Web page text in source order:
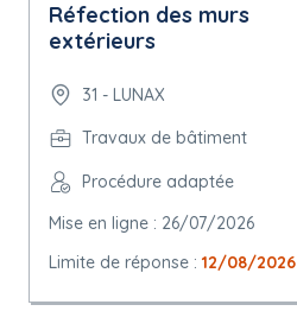
Réfection des murs
extérieurs
31 - LUNAX
Travaux de bâtiment
Procédure adaptée
Mise en ligne : 26/07/2026
Limite de réponse : 12/08/2026